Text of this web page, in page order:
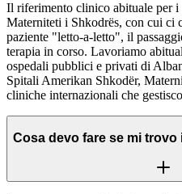
Il riferimento clinico abituale per i
Materniteti i Shkodrës, con cui ci
paziente "letto-a-letto", il
terapia in corso. Lavoriamo
ospedali pubblici e privati di
Spitali Amerikan Shkodër,
cliniche internazionali che
Cosa devo fare se mi